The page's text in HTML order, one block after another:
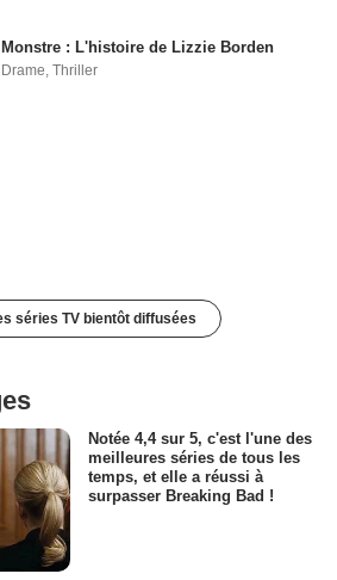
Monstre : L'histoire de Lizzie Borden
Drame,Thriller
séries TV bientôt diffusées
Notée 4,4 sur 5, c'est l'une des
meilleures séries de tous les
temps, et elle a réussi à
surpasser Breaking Bad !